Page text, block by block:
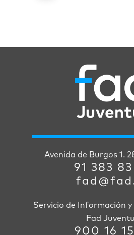
Avenida de Burgos 1.
91 383
Servicio de Información
Fad
900 16